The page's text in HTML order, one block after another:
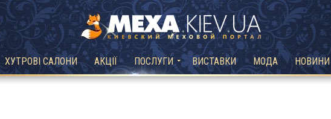
ХУТРОВІ САЛОНИ АКЦІЇ ПОСЛУГИ ВИСТАВКИ МОДА НОВИНИ